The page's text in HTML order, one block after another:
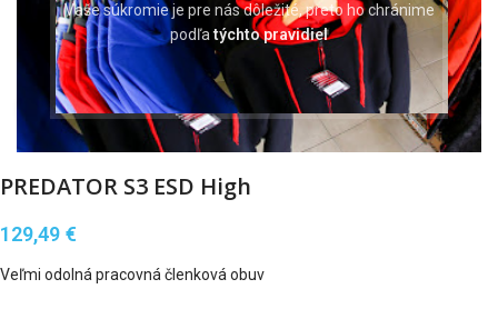
Vaše súkromie je pre nás dôležité, preto ho chránime
podľatýchto pravidiel
Klikni pre zväčšenie
PREDATOR S3 ESD High
129,49 €
Veľmi odolná pracovná členková obuv